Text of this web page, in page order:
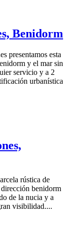
Benidorm
presentamos esta
y el mar sin
servicio y a 2
urbanística
rústica de
benidorm
de la nucia y a
visibilidad....